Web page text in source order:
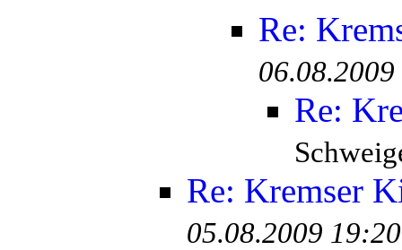
Re:
Re:
Re: Kremser
05.08.2009 19:20